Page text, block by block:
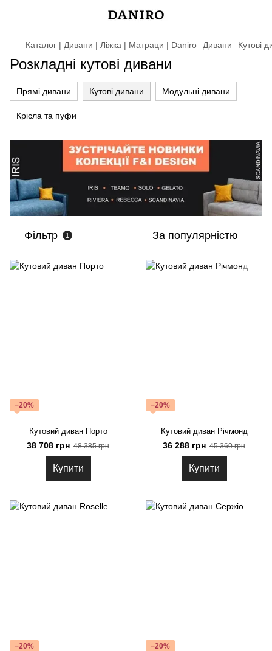
Каталог | Дивани | Ліжка | Матраци | Daniro Дивани Кутові
Розкладні кутові дивани
Прямі дивани Кутові дивани Модульні дивани
Крісла та пуфи
Фільтр 1 За популярністю
−20%
Кутовий диван Порто
38 708 грн 48 385 грн
Купити
−20%
Кутовий диван Річмонд
36 288 грн 45 360 грн
Купити
−20% −20%